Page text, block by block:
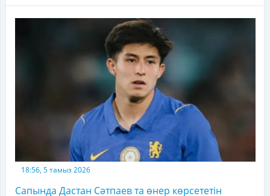
18:56, 5 тамыз 2026
Сапында Дастан Сәтпаев та өнер көрсететін